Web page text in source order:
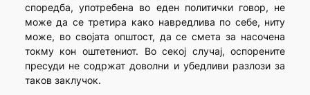
споредба, употребена во еден политички говор, не
може да се третира како навредлива по себе, ниту
може, во својата општост, да се смета за насочена
токму кон оштетениот. Во секој случај, оспорените
пресуди не содржат доволни и убедливи разлози за
таков заклучок.